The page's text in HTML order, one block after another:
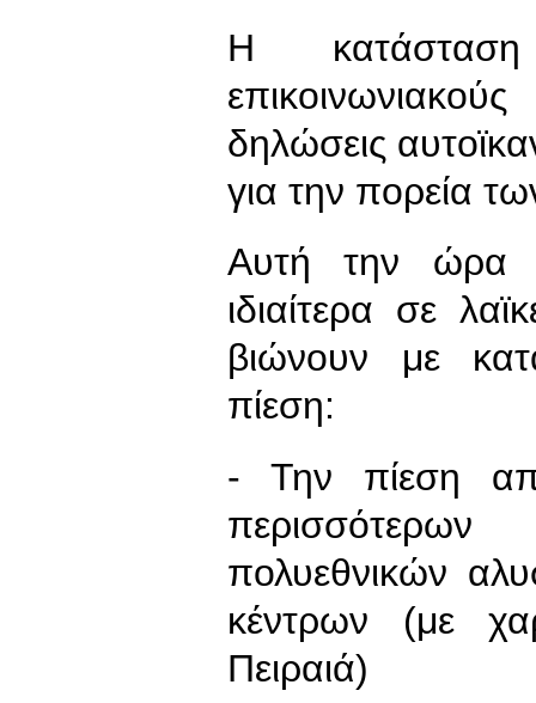
Η
δηλώσεις
για την πορεία
Αυτή την ώρα
ιδιαίτερα σε
βιώνουν με
πίεση:
- Την πίεση
πολυεθνικών
κέντρων (με
Πειραιά)